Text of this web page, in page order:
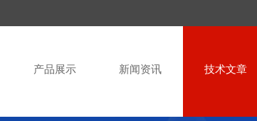
产品展示 新闻资讯 技术文章